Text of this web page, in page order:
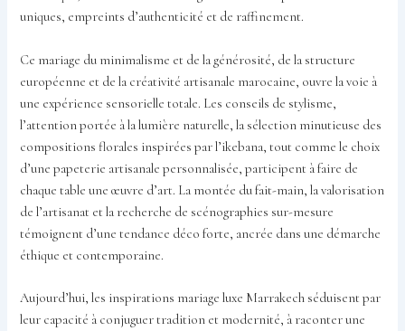
uniques, empreints d’authenticité et de raffinement.
Ce mariage du minimalisme et de la générosité, de la structure
européenne et de la créativité artisanale marocaine, ouvre la voie à
une expérience sensorielle totale. Les conseils de stylisme,
l’attention portée à la lumière naturelle, la sélection minutieuse des
compositions florales inspirées par l’ikebana, tout comme le choix
d’une papeterie artisanale personnalisée, participent à faire de
chaque table une œuvre d’art. La montée du fait-main, la valorisation
de l’artisanat et la recherche de scénographies sur-mesure
témoignent d’une tendance déco forte, ancrée dans une démarche
éthique et contemporaine.
Aujourd’hui, les inspirations mariage luxe Marrakech séduisent par
leur capacité à conjuguer tradition et modernité, à raconter une